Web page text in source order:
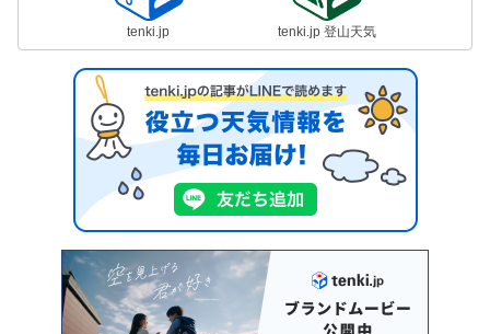
tenki.jp tenki.jp 登山天気